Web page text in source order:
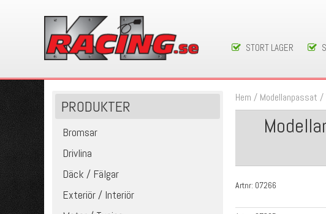
STORT LAGER
PRODUKTER
Bromsar
Drivlina
Däck / Fälgar
Exteriör / Interiör
Hem / Modellanpassat /
Artnr: 07266